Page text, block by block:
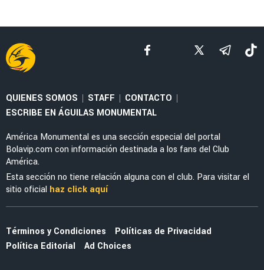
QUIENES SOMOS | STAFF | CONTACTO |
ESCRIBE EN ÁGUILAS MONUMENTAL
América Monumental es una sección especial del portal
Bolavip.com con información destinada a los fans del Club
América.
Esta sección no tiene relación alguna con el club. Para visitar el
sitio oficial haz click aquí
Términos y Condiciones
Políticas de Privacidad
Política Editorial
Ad Choices